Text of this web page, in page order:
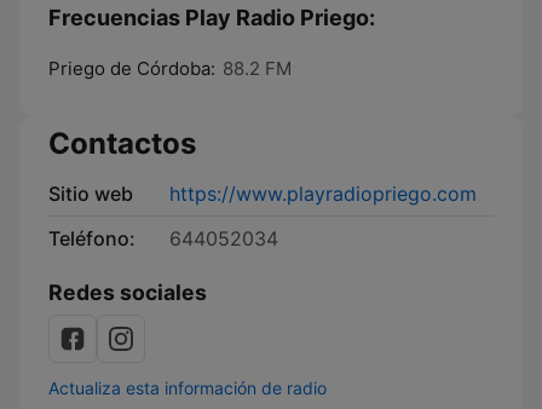
Frecuencias Play Radio Priego:
Priego de Córdoba: 88.2 FM
Contactos
Sitio web
https://www.playradiopriego.com
Teléfono:
644052034
Redes sociales
Actualiza esta información de radio